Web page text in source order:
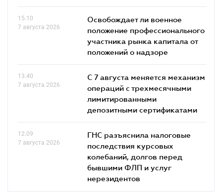
15.10
7 августа 2026
Освобождает ли военное
положение профессионального
участника рынка капитала от
положений о надзоре
13.40
7 августа 2026
С 7 августа меняется механизм
операций с трехмесячными
лимитированными
депозитными сертификатами
12.09
7 августа 2026
ГНС разъяснила налоговые
последствия курсовых
колебаний, долгов перед
бывшими ФЛП и услуг
нерезидентов